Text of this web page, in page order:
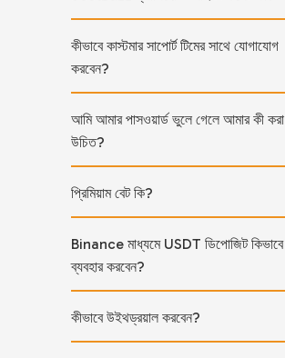
কীভাবে কাস্টমার সাপোর্ট টিমের সাথে যোগাযোগ
করবেন?
আমি আমার পাসওয়ার্ড ভুলে গেলে আমার কী করা
উচিত?
প্রিমিয়াম বেট কি?
Binance মাধ্যমে USDT ডিপোজিট কিভাবে
ব্যবহার করবেন?
কীভাবে উইথড্রয়াল করবেন?